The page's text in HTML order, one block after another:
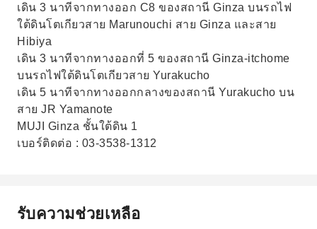
เดิน 3 นาทีจากทางออก C8 ของสถานี Ginza บนรถไฟ
ใต้ดินโตเกียวสาย Marunouchi สาย Ginza และสาย
Hibiya
เดิน 3 นาทีจากทางออกที่ 5 ของสถานี Ginza-itchome
บนรถไฟใต้ดินโตเกียวสาย Yurakucho
เดิน 5 นาทีจากทางออกกลางของสถานี Yurakucho บน
สาย JR Yamanote
MUJI Ginza ชั้นใต้ดิน 1
เบอร์ติดต่อ : 03-3538-1312
รับความช่วยเหลือ